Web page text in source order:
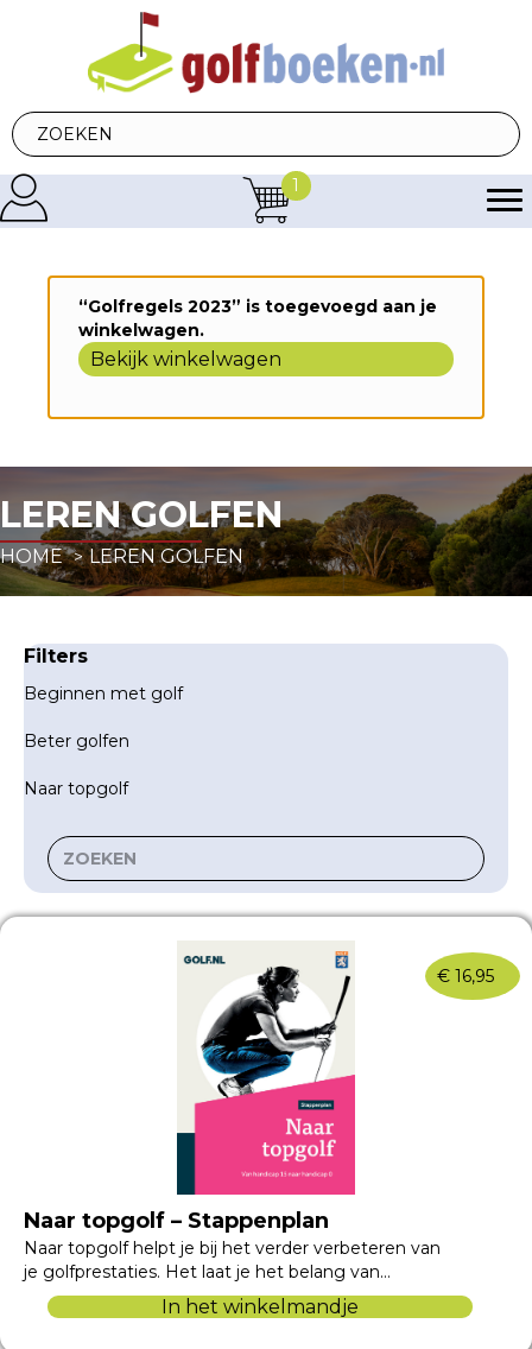
1
“Golfregels 2023” is toegevoegd aan je
winkelwagen.
Bekijk winkelwagen
LEREN GOLFEN
HOME LEREN GOLFEN
Filters
Beginnen met golf
Beter golfen
Naar topgolf
€ 16,95
Naar topgolf – Stappenplan
Naar topgolf helpt je bij het verder verbeteren van
je golfprestaties. Het laat je het belang van…
In het winkelmandje